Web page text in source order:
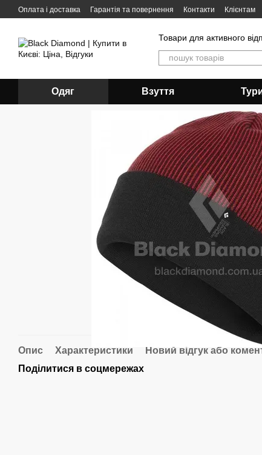
Перейти до основного контенту
Оплата і доставка Гарантія та повернення Контакти Клієнтам
Товари для активного
Одяг Взуття
Опис Характеристики
Новий відгук або
Поділитися в соцмережах